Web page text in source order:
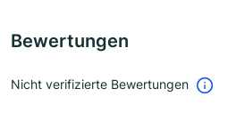
Bewertungen
Nicht verifizierte Bewertungen